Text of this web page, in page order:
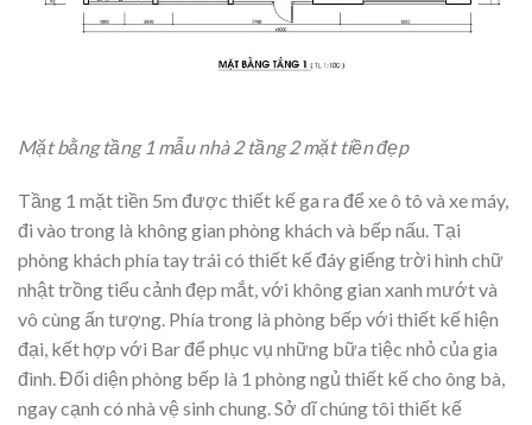
Mặt bằng tầng 1 mẫu nhà 2 tầng 2 mặt tiền đẹp
Tầng 1 mặt tiền 5m được thiết kế ga ra để xe ô tô và xe máy,
đi vào trong là không gian phòng khách và bếp nấu. Tại
phòng khách phía tay trái có thiết kế đáy giếng trời hình chữ
nhật trồng tiểu cảnh đẹp mắt, với không gian xanh mướt và
vô cùng ấn tượng. Phía trong là phòng bếp với thiết kế hiện
đại, kết hợp với Bar để phục vụ những bữa tiệc nhỏ của gia
đình. Đối diện phòng bếp là 1 phòng ngủ thiết kế cho ông bà,
ngay cạnh có nhà vệ sinh chung. Sở dĩ chúng tôi thiết kế